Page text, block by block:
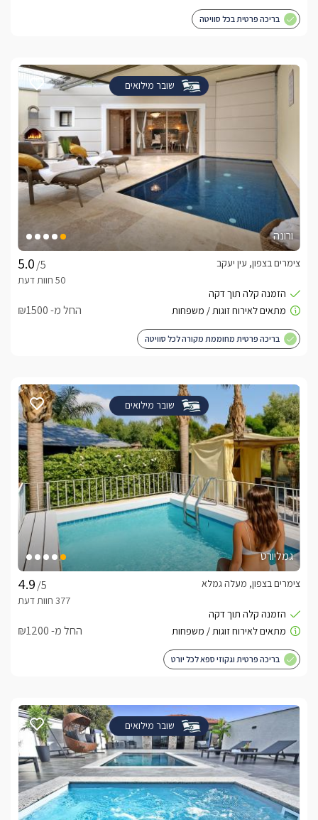
בריכה פרטית בכל סוויטה
שובר מילואים
ורונה
/5
צימרים בצפון, עין יעקב
החל מ- ₪1500
בריכה פרטית מחוממת מקורה לכל סוויטה
שובר מילואים
גמליורט
/5
צימרים בצפון, מעלה גמלא
החל מ- ₪1200
בריכה פרטית וגקוזי ספא לכל יורט
שובר מילואים